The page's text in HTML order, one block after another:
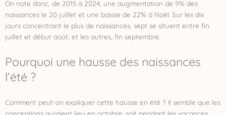
On note donc, de 2015 à 2024, une augmentation de 9% des
naissances le 20 juillet et une baisse de 22% à Noël. Sur les dix
jours concentrant le plus de naissances, sept se situent entre fin
juillet et début août, et les autres, fin septembre.
Pourquoi une hausse des naissances
l’été ?
Comment peut-on expliquer cette hausse en été ? Il semble que les
conceptions auraient lieu en octobre, soit pendant les vacances